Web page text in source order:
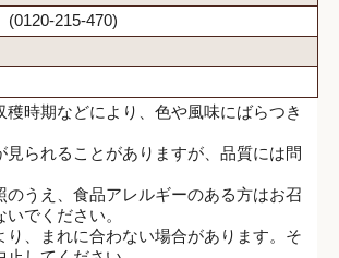
215-470)
穫時期などにより、色や風味にばらつき
見られることがありますが、品質には問
のうえ、食品アレルギーのある方はお召
でください。
り、まれに合わない場合があります。そ